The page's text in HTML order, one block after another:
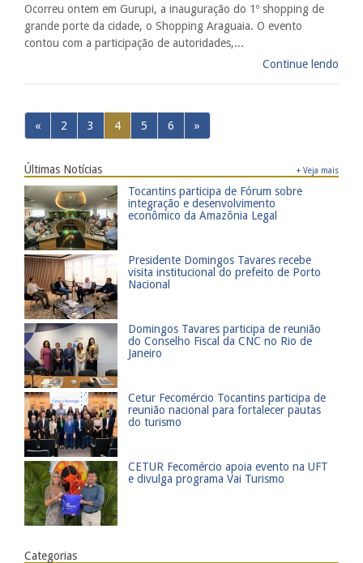
Ocorreu ontem em Gurupi, a inauguração do 1º shopping de
grande porte da cidade, o Shopping Araguaia. O evento
contou com a participação de autoridades,...
Continue lendo
« 2 3 4 5 6 »
Últimas Notícias + Veja mais
​Tocantins participa de Fórum sobre
integração e desenvolvimento
econômico da Amazônia Legal
Presidente Domingos Tavares recebe
visita institucional do prefeito de Porto
Nacional
​Domingos Tavares participa de reunião
do Conselho Fiscal da CNC no Rio de
Janeiro
​Cetur Fecomércio Tocantins participa de
reunião nacional para fortalecer pautas
do turismo
​CETUR Fecomércio apoia evento na UFT
e divulga programa Vai Turismo
Categorias